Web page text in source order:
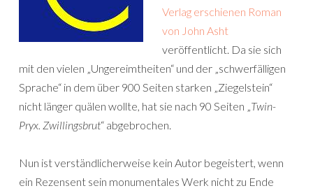
Verlag erschienen Roman
von John Asht
veröffentlicht. Da sie sich
mit den vielen „Ungereimtheiten“ und der „schwerfälligen
Sprache“ in dem über 900 Seiten starken „Ziegelstein“
nicht länger quälen wollte, hat sie nach 90 Seiten „Twin-
Pryx. Zwillingsbrut“ abgebrochen.
Nun ist verständlicherweise kein Autor begeistert, wenn
ein Rezensent sein monumentales Werk nicht zu Ende